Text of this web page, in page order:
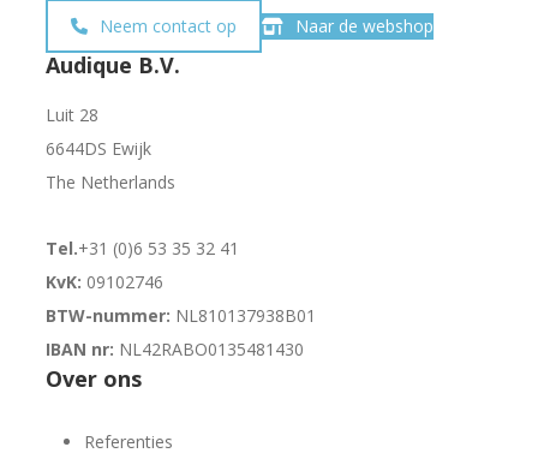
Neem contact op Naar de webshop
Audique B.V.
Luit 28
6644DS Ewijk
The Netherlands
Tel.+31 (0)6 53 35 32 41
KvK: 09102746
BTW-nummer: NL810137938B01
IBAN nr: NL42RABO0135481430
Over ons
Referenties